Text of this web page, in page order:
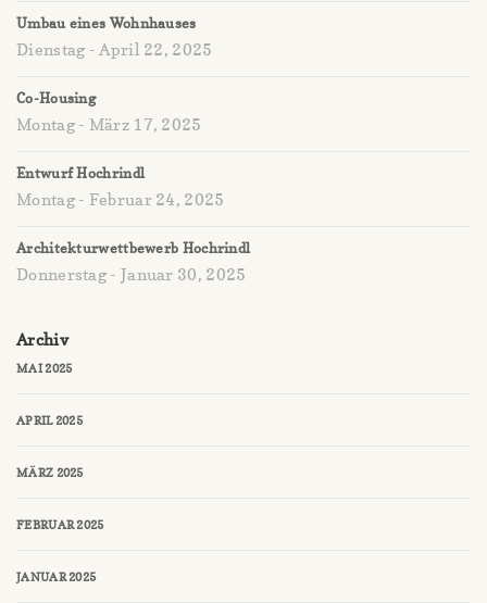
Umbau eines Wohnhauses
Dienstag - April 22, 2025
Co-Housing
Montag - März 17, 2025
Entwurf Hochrindl
Montag - Februar 24, 2025
Architekturwettbewerb Hochrindl
Donnerstag - Januar 30, 2025
Archiv
MAI 2025
APRIL 2025
MÄRZ 2025
FEBRUAR 2025
JANUAR 2025